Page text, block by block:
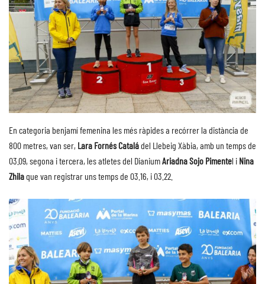
En categoria benjamí femenina les més ràpides a recórrer la distància de
800 metres, van ser, Lara Fornés Cataládel Llebeig Xàbia, amb un temps de
03.09, segona i tercera, les atletes del DianiumAriadna Sojo Pimentel i Nina
Zhilaque van registrar uns temps de 03.16, i 03.22.